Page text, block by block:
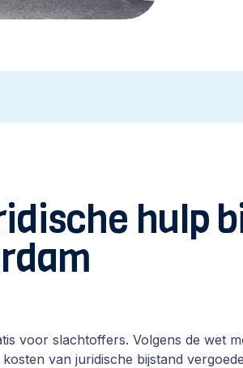
hulp
voor slachtoffers. Volgens de wet
van juridische bijstand